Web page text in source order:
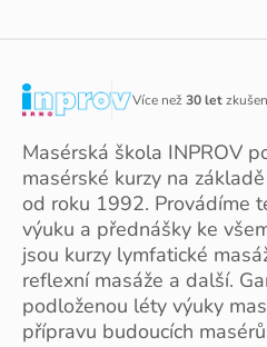
Více než30 let
Masérská škola INPROV
masérské kurzy na
od roku 1992. Provádíme
výuku a přednášky ke
jsou kurzy lymfatické
reflexní masáže a další.
podloženou léty výuky
přípravu budoucích